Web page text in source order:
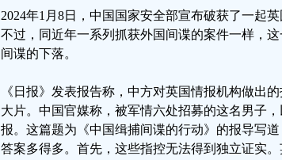
2024年1月8日，中国国家安全部宣布破获了一起
不过，同近年一系列抓获外国间谍的案件一样，
间谍的下落。
《日报》发表报告称，中方对英国情报机构做出
大片。中国官媒称，被军情六处招募的这名男子
报。这篇题为《中国缉捕间谍的行动》的报导写
答案多得多。首先，这些指控无法得到独立证实